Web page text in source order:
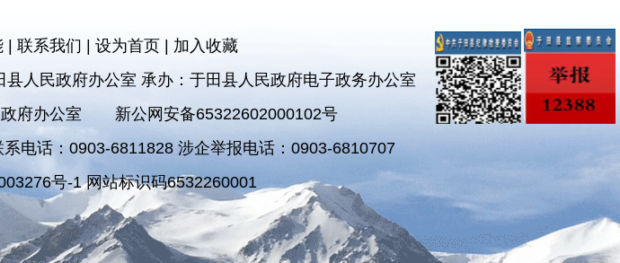
| 联系我们 设为首页| 加入收藏
人民政府办公室 承办：于田县人民政府电子政务办公室
府办公室
新公网安备65322602000102号
电话：0903-6811828 涉企举报电话：0903-6810707
号-1 网站标识码6532260001